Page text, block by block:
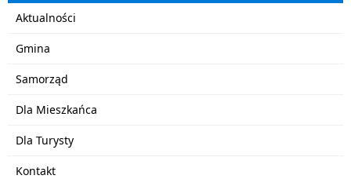
Aktualności
Gmina
Samorząd
Dla Mieszkańca
Dla Turysty
Kontakt